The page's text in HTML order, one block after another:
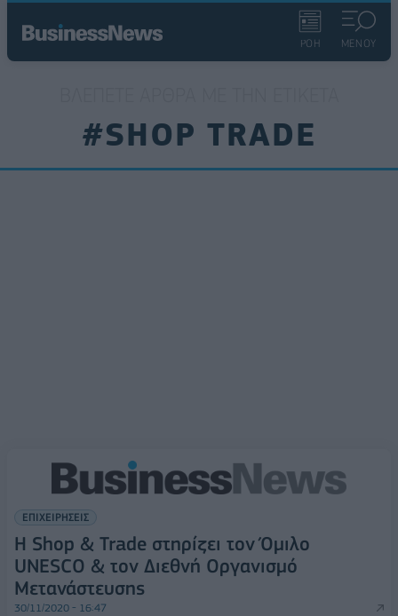
ΡΟΗ ΜΕΝΟΥ
#SHOP TRADE
ΕΠΙΧΕΙΡΗΣΕΙΣ
Η Shop & Trade στηρίζει τον Όμιλο
UNESCO & τον Διεθνή Οργανισμό
Μετανάστευσης
30/11/2020 - 16:47